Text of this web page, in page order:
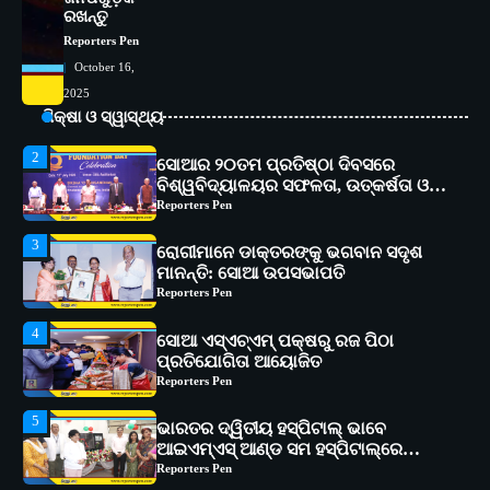
ରଖନ୍ତୁ
Reporters Pen
October 16,
2025
ଶିକ୍ଷା ଓ ସ୍ୱାସ୍ଥ୍ୟ
2
ଅଗ୍ରଗତିର ସ୍ମୃତିଚାରଣ
Reporters Pen
3
ରୋଗୀମାନେ ଡାକ୍ତରଙ୍କୁ ଭଗବାନ ସଦୃଶ
ମାନନ୍ତି: ସୋଆ ଉପସଭାପତି
Reporters Pen
4
ସୋଆ ଏସ୍‌ଏଚ୍‌ଏମ୍ ପକ୍ଷରୁ ରଜ ପିଠା
ପ୍ରତିଯୋଗିତା ଆୟୋଜିତ
Reporters Pen
5
ଭାରତର ଦ୍ୱିତୀୟ ହସ୍ପିଟାଲ୍ ଭାବେ
ଆଇଏମ୍‌ଏସ୍ ଆଣ୍ଡ ସମ ହସ୍ପିଟାଲ୍‌ରେ
ଅତ୍ୟାଧୁନିକ ଡିଜିସ୍କାନର ସ୍ଥାପନ
Reporters Pen
1
ସୋଆ ପକ୍ଷରୁ ରାୱେ କାର୍ଯ୍ୟକ୍ରମ ଅଧୀନରେ
୧୧ଟି ଗ୍ରାମରେ ୧୬ଟି କୃଷକ ପ୍ରଶିକ୍ଷଣ
କାର୍ଯ୍ୟକ୍ରମ ଆୟୋଜିତ
Reporters Pen